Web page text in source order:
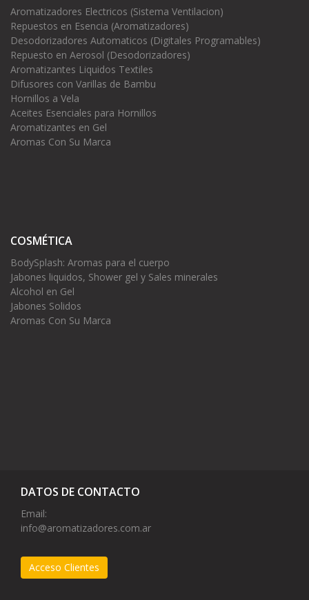
Aromatizadores Electricos (Sistema Ventilacion)
Repuestos en Esencia (Aromatizadores)
Desodorizadores Automaticos (Digitales Programables)
Repuesto en Aerosol (Desodorizadores)
Aromatizantes Liquidos Textiles
Difusores con Varillas de Bambu
Hornillos a Vela
Aceites Esenciales para Hornillos
Aromatizantes en Gel
Aromas Con Su Marca
COSMÉTICA
BodySplash: Aromas para el cuerpo
Jabones liquidos, Shower gel y Sales minerales
Alcohol en Gel
Jabones Solidos
Aromas Con Su Marca
DATOS DE CONTACTO
Email:
info@aromatizadores.com.ar
Acceso Clientes